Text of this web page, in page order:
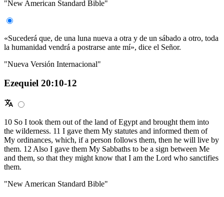
"New American Standard Bible"
«Sucederá que, de una luna nueva a otra y de un sábado a otro, toda
la humanidad vendrá a postrarse ante mí», dice el Señor.
"Nueva Versión Internacional"
Ezequiel 20:10-12
10 So I took them out of the land of Egypt and brought them into
the wilderness. 11 I gave them My statutes and informed them of
My ordinances, which, if a person follows them, then he will live by
them. 12 Also I gave them My Sabbaths to be a sign between Me
and them, so that they might know that I am the Lord who sanctifies
them.
"New American Standard Bible"